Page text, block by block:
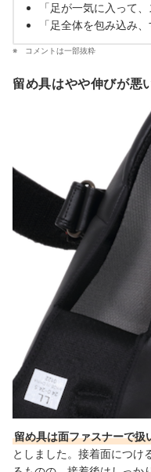
「足が一気に入って
「足全体を包み込み
コメントは一部抜粋
留め具はやや伸びが悪
留め具は面ファスナーで
としました。接着面につけ